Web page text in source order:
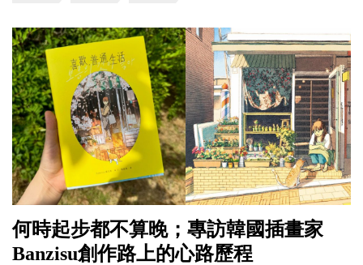
何時起步都不算晚；專訪韓國插畫家
Banzisu創作路上的心路歷程